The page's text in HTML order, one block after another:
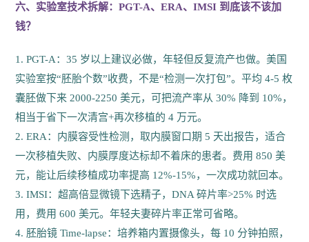
六、实验室技术拆解：PGT-A、ERA、IMSI 到底该不该加
钱？
1. PGT-A：35 岁以上建议必做，年轻但反复流产也做。美国
实验室按“胚胎个数”收费，不是“检测一次打包”。平均 4-5 枚
囊胚做下来 2000-2250 美元，可把流产率从 30% 降到 10%，
相当于省下一次清宫+再次移植的 4 万元。
2. ERA：内膜容受性检测，取内膜窗口期 5 天出报告，适合
一次移植失败、内膜厚度达标却不着床的患者。费用 850 美
元，能让后续移植成功率提高 12%-15%，一次成功就回本。
3. IMSI：超高倍显微镜下选精子，DNA 碎片率>25% 时选
用，费用 600 美元。年轻夫妻碎片率正常可省略。
4. 胚胎镜 Time-lapse：培养箱内置摄像头，每 10 分钟拍照，